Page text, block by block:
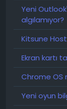
Yeni
algılamıyor?
Kitsune
Ekran kartı
Chrome OS
Yeni oyun